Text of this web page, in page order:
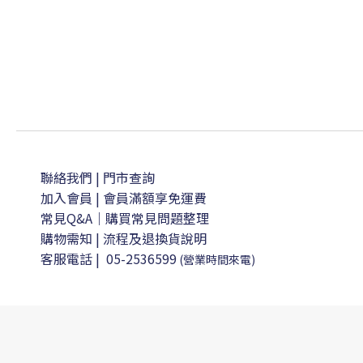
聯絡我們 | 門市查詢
加入會員 | 會員滿額享免運費
常見Q&A｜購買常見問題整理
購物需知 | 流程及退換貨說明
客服電話 | 05-2536599 (營業時間來電)